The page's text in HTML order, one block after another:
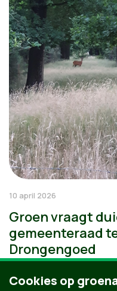
10 april 2026
Groen vraagt
gemeenteraad
Drongengoed
Cookies op